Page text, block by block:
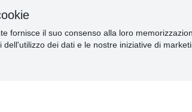
fornisce il suo consenso alla loro
dei dati e le nostre iniziative di